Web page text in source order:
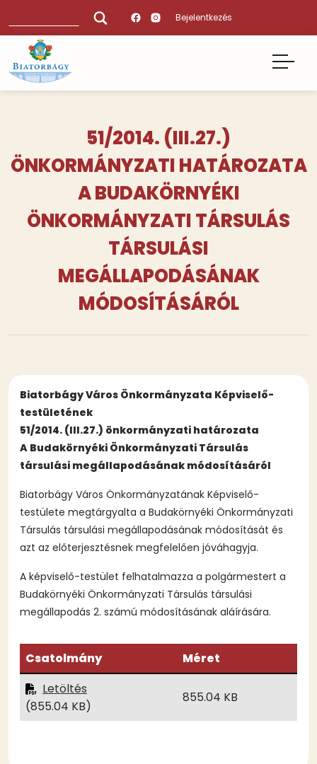
tartalomra
Bejelentkezés
51/2014. (III.27.)
ÖNKORMÁNYZATI HATÁROZATA
A BUDAKÖRNYÉKI
ÖNKORMÁNYZATI TÁRSULÁS
TÁRSULÁSI
MEGÁLLAPODÁSÁNAK
MÓDOSÍTÁSÁRÓL
Biatorbágy Város Önkormányzata Képviselő-
testületének
51/2014. (III.27.) önkormányzati határozata
A Budakörnyéki Önkormányzati Társulás
társulási megállapodásának módosításáról
Biatorbágy Város Önkormányzatának Képviselő-
testülete megtárgyalta a Budakörnyéki Önkormányzati
Társulás társulási megállapodásának módosítását és
azt az előterjesztésnek megfelelően jóváhagyja.
A képviselő-testület felhatalmazza a polgármestert a
Budakörnyéki Önkormányzati Társulás társulási
megállapodás 2. számú módosításának aláírására.
Csatolmány
Méret
Letöltés
(855.04 KB)
855.04 KB